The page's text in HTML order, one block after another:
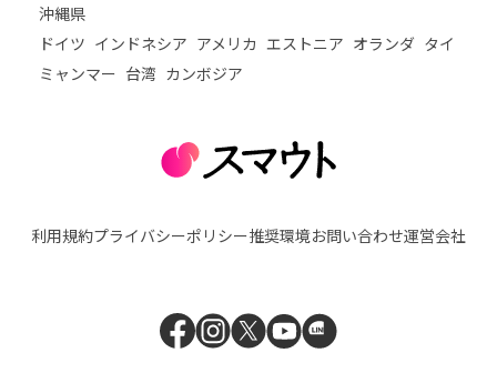
沖縄県
ドイツ インドネシア アメリカ エストニア オランダ タイ
ミャンマー 台湾 カンボジア
利用規約プライバシーポリシー推奨環境お問い合わせ運営会社